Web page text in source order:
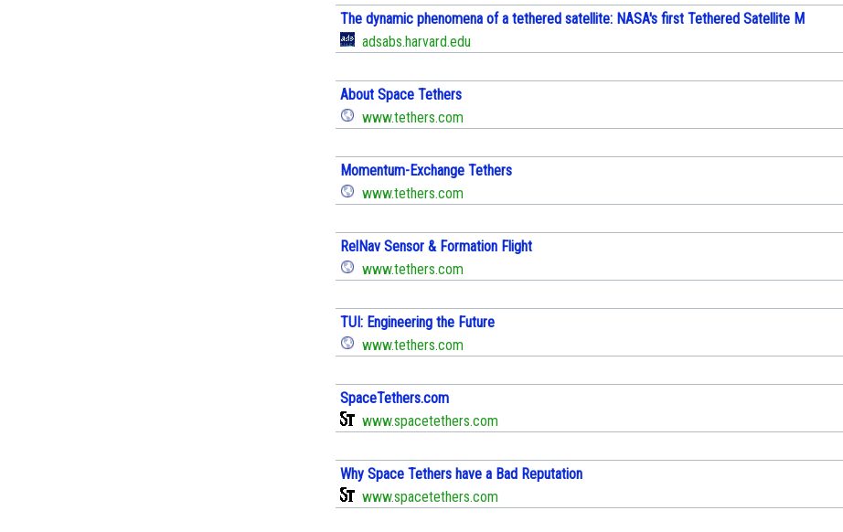
The dynamic phenomena of a tethered satellite: NASA's first Tethered Satellite M
adsabs.harvard.edu
About Space Tethers
www.tethers.com
Momentum-Exchange Tethers
www.tethers.com
RelNav Sensor & Formation Flight
www.tethers.com
TUI: Engineering the Future
www.tethers.com
SpaceTethers.com
www.spacetethers.com
Why Space Tethers have a Bad Reputation
www.spacetethers.com